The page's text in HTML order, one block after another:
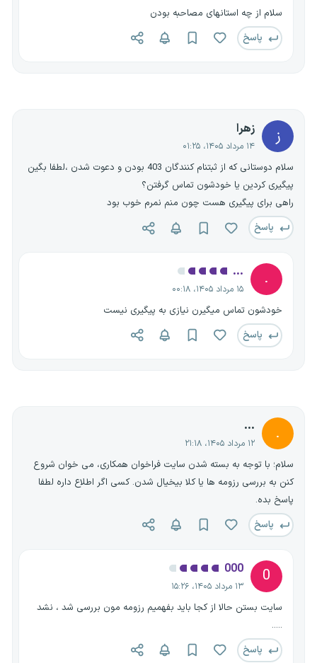
سلام از چه استانهای مصاحبه بودن
پاسخ
ز زهرا
۱۴ مرداد ۱۴۰۵، ۰۱:۲۵
سلام دوستانی که از ثبتنام کنندگان 403 بودن و دعوت شدن ،لطفا بگین
پیگیری کردین یا خودشون تماس گرفتن؟
راهی برای پیگیری هست چون منم نمرم خوب بود
پاسخ
.
...
۱۵ مرداد ۱۴۰۵، ۰۰:۱۸
خودشون تماس میگیرن نیازی به پیگیری نیست
پاسخ
.
...
۱۲ مرداد ۱۴۰۵، ۲۱:۱۸
سلام؛ با توجه به بسته شدن سایت فراخوان همکاری، می خوان شروع
کنن به بررسی رزومه ها یا کلا بیخیال شدن. کسی اگر اطلاع داره لطفا
پاسخ بده.
پاسخ
0
000
۱۳ مرداد ۱۴۰۵، ۱۵:۲۶
سایت بستن حالا از کجا باید بفهمیم رزومه مون بررسی شد ، نشد
.....
پاسخ